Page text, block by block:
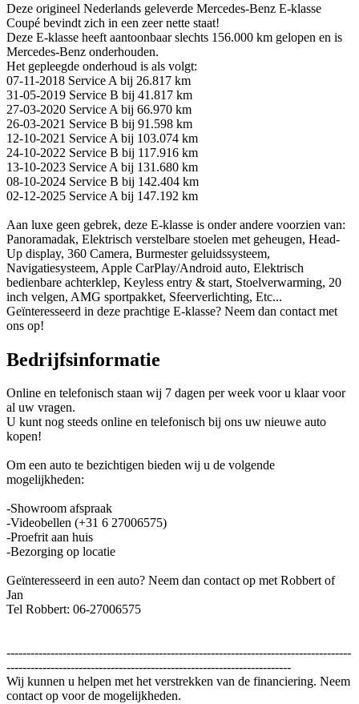
Deze origineel Nederlands geleverde Mercedes-Benz E-klasse
Coupé bevindt zich in een zeer nette staat!
Deze E-klasse heeft aantoonbaar slechts 156.000 km gelopen en is
Mercedes-Benz onderhouden.
Het gepleegde onderhoud is als volgt:
07-11-2018 Service A bij 26.817 km
31-05-2019 Service B bij 41.817 km
27-03-2020 Service A bij 66.970 km
26-03-2021 Service B bij 91.598 km
12-10-2021 Service A bij 103.074 km
24-10-2022 Service B bij 117.916 km
13-10-2023 Service A bij 131.680 km
08-10-2024 Service B bij 142.404 km
02-12-2025 Service A bij 147.192 km
Aan luxe geen gebrek, deze E-klasse is onder andere voorzien van:
Panoramadak, Elektrisch verstelbare stoelen met geheugen, Head-
Up display, 360 Camera, Burmester geluidssysteem,
Navigatiesysteem, Apple CarPlay/Android auto, Elektrisch
bedienbare achterklep, Keyless entry & start, Stoelverwarming, 20
inch velgen, AMG sportpakket, Sfeerverlichting, Etc...
Geïnteresseerd in deze prachtige E-klasse? Neem dan contact met
ons op!
Bedrijfsinformatie
Online en telefonisch staan wij 7 dagen per week voor u klaar voor
al uw vragen.
U kunt nog steeds online en telefonisch bij ons uw nieuwe auto
kopen!
Om een auto te bezichtigen bieden wij u de volgende
mogelijkheden:
-Showroom afspraak
-Videobellen (+31 6 27006575)
-Proefrit aan huis
-Bezorging op locatie
Geïnteresseerd in een auto? Neem dan contact op met Robbert of
Jan
Tel Robbert: 06-27006575
--------------------------------------------------------------------------------------
-----------------------------------------------------------------------
Wij kunnen u helpen met het verstrekken van de financiering. Neem
contact op voor de mogelijkheden.